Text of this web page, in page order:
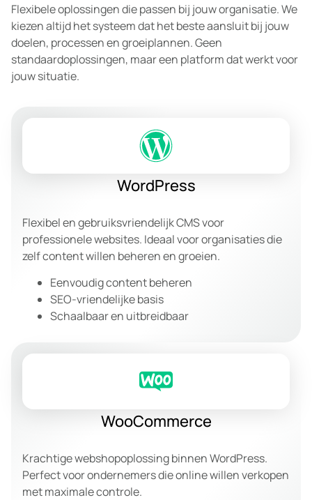
Flexibele oplossingen die passen bij jouw organisatie. We
kiezen altijd het systeem dat het beste aansluit bij jouw
doelen, processen en groeiplannen. Geen
standaardoplossingen, maar een platform dat werkt voor
jouw situatie.
WordPress
Flexibel en gebruiksvriendelijk CMS voor
professionele websites. Ideaal voor organisaties die
zelf content willen beheren en groeien.
Eenvoudig content beheren
SEO-vriendelijke basis
Schaalbaar en uitbreidbaar
WooCommerce
Krachtige webshopoplossing binnen WordPress.
Perfect voor ondernemers die online willen verkopen
met maximale controle.